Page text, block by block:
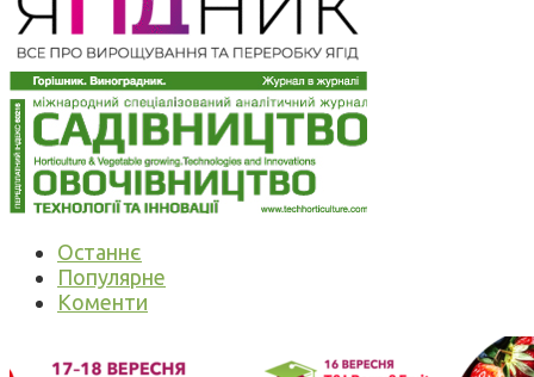
Останнє
Популярне
Коменти